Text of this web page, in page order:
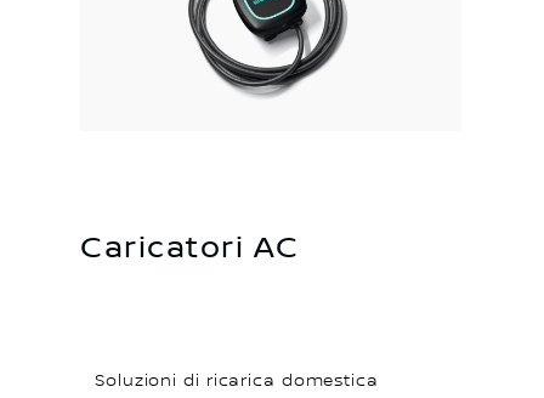
Caricatori AC
Soluzioni di ricarica domestica